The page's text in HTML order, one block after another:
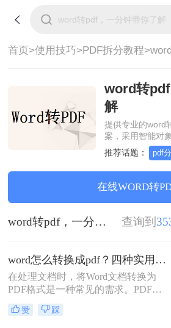
首页>使用技巧>PDF拆分教程>
word转pdf
解
提供专业的word
案，采用智能对
1:1高保真还原且
量处理，全链路
助您快速实现
解，无需安装，
推荐话题： pdf
在线WORD转
word转pdf，一分钟带你了解 查询到
word怎么转换成pdf？四种实用方法对比与实操指南（附详细表格）！
在处理文档时，将Word文档转换为
PDF格式是一种常见的需求。PDF格
式具有跨平台、保持原始格式等优
点，使得在不同设备和操作系统上查
赞 踩